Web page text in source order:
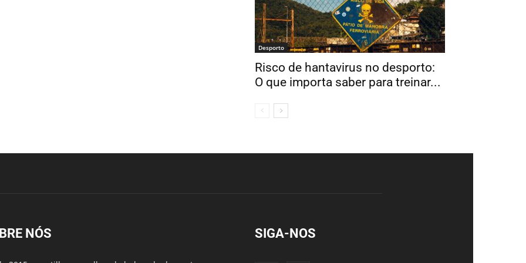
Desporto
Risco de hantavirus no desporto:
O que importa saber para treinar...
NÓS SIGA-NOS